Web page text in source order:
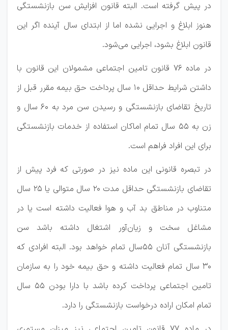
در پیش گرفته است. البته قانون افزایش سن بازنشستگی
هنوز ابلاغ و اجرایی نشده اما از ابتدای سال آینده اگر این
قانون ابلاغ بشود، اجرایی می‌شود.
در ماده ۷۶ قانون تامین اجتماعی مشمولان این قانون با
داشتن شرایط حداقل ۱۰ سال پرداخت حق بیمه مقرر قبل از
تاریخ تقاضای بازنشستگی و رسیدن سن مرد به ۶۰ سال و
زن به ۵۵ سال تمام اماکان استفاده از خدمات بازنشستگی
برای این افراد فراهم است.
در تبصره قانونی این ماده نیز در صورتی که فرد پیش از
تقاضای بازنشستگی حداقل مدت ۲۰ سال متوالی یا ۲۵ سال
متناوب در مناطق بد آب و هوا فعالیت داشته است یا در
مشاغل سخت و زیان‌آور اشتغال داشته باشد سن
بازنشستگی آنان ۵۵سال تمام خواهد بود. البته افرادی که
۳۰ سال تمام فعالیت داشته و حق بیمه خود را به سازمان
تامین اجتماعی پرداخت کرده باشد با دارا بودن ۵۵ سال
تمام امکان اراده درخواست بازنشستگی را دارد.